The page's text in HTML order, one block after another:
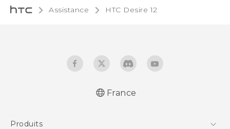
Assistance HTC Desire 12‎
France
Produits